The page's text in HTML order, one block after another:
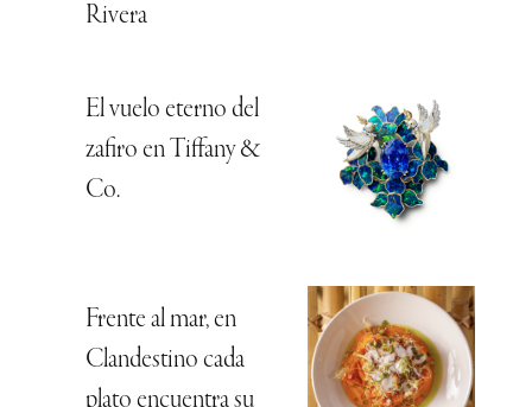
Rivera
El vuelo eterno del
zafiro en Tiffany &
Co.
Frente al mar, en
Clandestino cada
plato encuentra su